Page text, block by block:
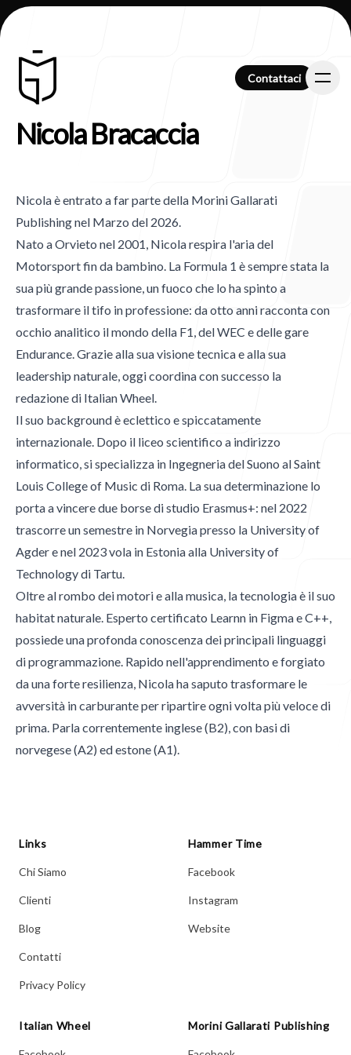
Contattaci
Contattaci
Clienti
Blog
Contatti
Contatti
mgpublishing@icloud.com
Hammer Time
Italian Wheel
Nicola Bracaccia
Nicola è entrato a far parte della Morini Gallarati
Publishing nel Marzo del 2026.
Nato a Orvieto nel 2001, Nicola respira l'aria del
Motorsport fin da bambino. La Formula 1 è sempre stata la
sua più grande passione, un fuoco che lo ha spinto a
trasformare il tifo in professione: da otto anni racconta con
occhio analitico il mondo della F1, del WEC e delle gare
Endurance. Grazie alla sua visione tecnica e alla sua
leadership naturale, oggi coordina con successo la
redazione di Italian Wheel.
Il suo background è eclettico e spiccatamente
internazionale. Dopo il liceo scientifico a indirizzo
informatico, si specializza in Ingegneria del Suono al Saint
Louis College of Music di Roma. La sua determinazione lo
porta a vincere due borse di studio Erasmus+: nel 2022
trascorre un semestre in Norvegia presso la University of
Agder e nel 2023 vola in Estonia alla University of
Technology di Tartu.
Oltre al rombo dei motori e alla musica, la tecnologia è il suo
habitat naturale. Esperto certificato Learnn in Figma e C++,
possiede una profonda conoscenza dei principali linguaggi
di programmazione. Rapido nell'apprendimento e forgiato
da una forte resilienza, Nicola ha saputo trasformare le
avversità in carburante per ripartire ogni volta più veloce di
prima. Parla correntemente inglese (B2), con basi di
norvegese (A2) ed estone (A1).
Links
Chi Siamo
Clienti
Blog
Contatti
Privacy Policy
Hammer Time
Facebook
Instagram
Website
Italian Wheel Morini Gallarati Publishing